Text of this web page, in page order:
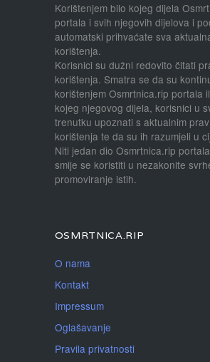
Korištenjem bilo kojeg dijela
portala i svih njegovih dijelova i
automatski prihvaćate sva
korištenja.
Korisnici su dužni redovito čitati
korištenja. Smatra se da su
korištenjem Osmrtnica.rip portala
kojeg njegovog dijela, korisnici u
trenutku upoznati s aktualnim
korištenja te da su ih razumjeli u
Niti jedan dio Osmrtnica.rip
smije se koristiti u nezakonite
promoviranje istih.
OSMRTNICA.RIP
O nama
Kontakt
Impressum
Oglašavanje
Pravila privatnosti